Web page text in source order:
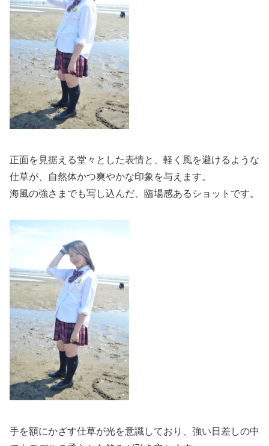
正面を見据える堂々とした表情と、軽く風を避けるような
仕草が、自然体かつ爽やかな印象を与えます。
海風の強さまでも写し込んだ、臨場感あるショットです。
手を額にかざす仕草が光を意識しており、強い日差しの中